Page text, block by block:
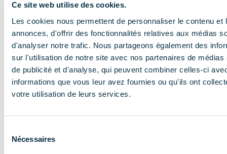
Ce site web utilise des cookies.
Les cookies nous permettent de personnaliser le contenu et
annonces, d'offrir des fonctionnalités relatives aux médias
d'analyser notre trafic. Nous partageons également des
sur l'utilisation de notre site avec nos partenaires de médias
de publicité et d'analyse, qui peuvent combiner celles-ci
informations que vous leur avez fournies ou qu'ils ont
votre utilisation de leurs services.
Nécessaires
En savoir plus